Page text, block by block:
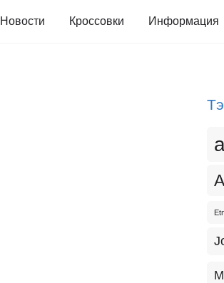
Новости Кроссовки Информация